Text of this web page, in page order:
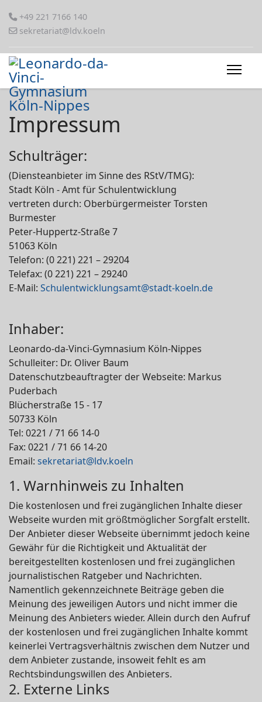
+49 221 7166 140
sekretariat@ldv.koeln
Impressum
Schulträger:
(Diensteanbieter im Sinne des RStV/TMG):
Stadt Köln - Amt für Schulentwicklung
vertreten durch: Oberbürgermeister Torsten
Burmester
Peter-Huppertz-Straße 7
51063 Köln
Telefon: (0 221) 221 – 29204
Telefax: (0 221) 221 – 29240
E-Mail: Schulentwicklungsamt@stadt-koeln.de
Inhaber:
Leonardo-da-Vinci-Gymnasium Köln-Nippes
Schulleiter: Dr. Oliver Baum
Datenschutzbeauftragter der Webseite: Markus
Puderbach
Blücherstraße 15 - 17
50733 Köln
Tel: 0221 / 71 66 14-0
Fax: 0221 / 71 66 14-20
Email: sekretariat@ldv.koeln
1. Warnhinweis zu Inhalten
Die kostenlosen und frei zugänglichen Inhalte dieser
Webseite wurden mit größtmöglicher Sorgfalt erstellt.
Der Anbieter dieser Webseite übernimmt jedoch keine
Gewähr für die Richtigkeit und Aktualität der
bereitgestellten kostenlosen und frei zugänglichen
journalistischen Ratgeber und Nachrichten.
Namentlich gekennzeichnete Beiträge geben die
Meinung des jeweiligen Autors und nicht immer die
Meinung des Anbieters wieder. Allein durch den Aufruf
der kostenlosen und frei zugänglichen Inhalte kommt
keinerlei Vertragsverhältnis zwischen dem Nutzer und
dem Anbieter zustande, insoweit fehlt es am
Rechtsbindungswillen des Anbieters.
2. Externe Links